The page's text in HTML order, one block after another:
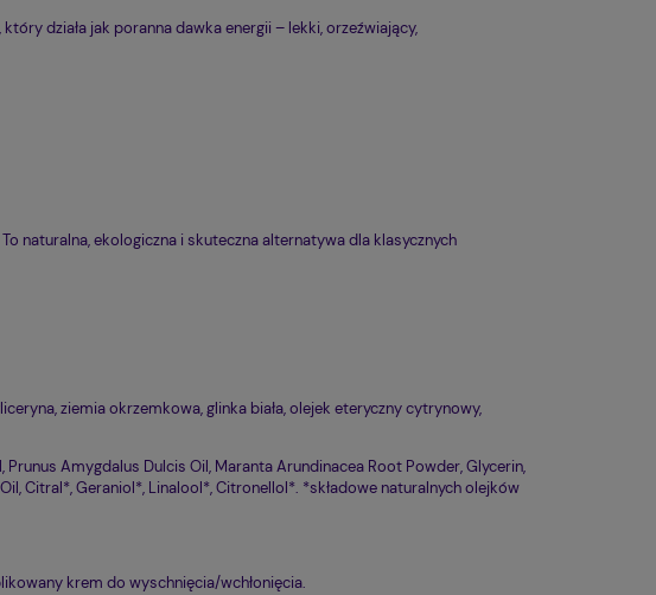
działa jak poranna dawka energii – lekki, orzeźwiający,
naturalna, ekologiczna i skuteczna alternatywa dla klasycznych
ziemia okrzemkowa, glinka biała, olejek eteryczny cytrynowy,
Amygdalus Dulcis Oil, Maranta Arundinacea Root Powder, Glycerin,
Citral*, Geraniol*, Linalool*, Citronellol*. *składowe naturalnych olejków
krem do wyschnięcia/wchłonięcia.